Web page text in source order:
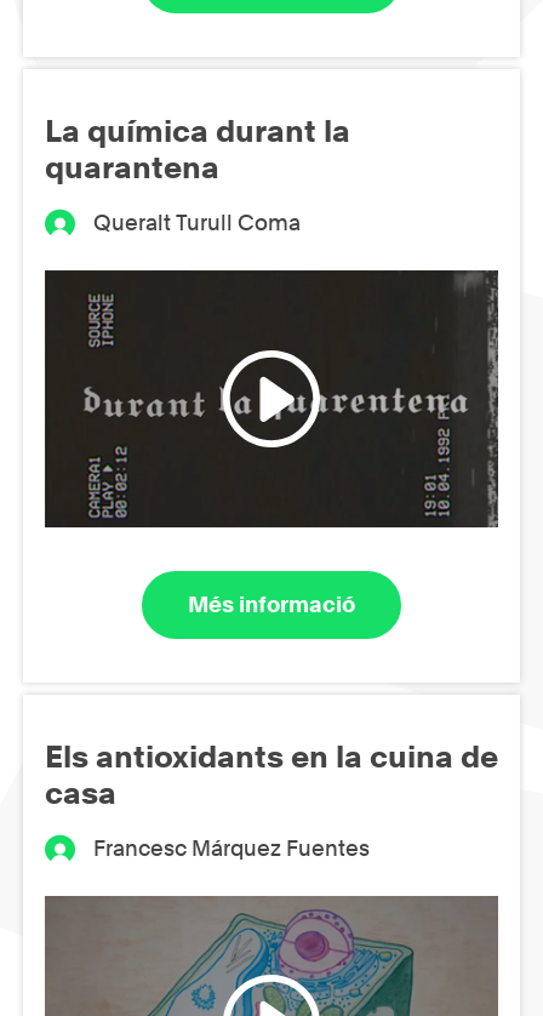
La química durant la
quarantena
Queralt Turull Coma
Més informació
Els antioxidants en la cuina de
casa
Francesc Márquez Fuentes